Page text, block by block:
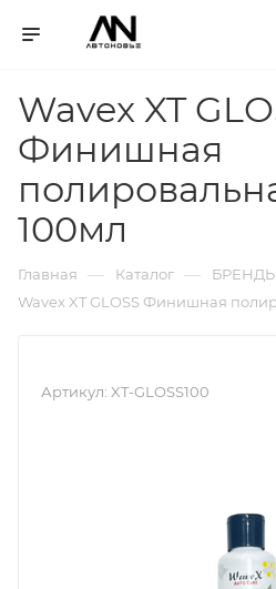
Wavex XT
Финишная
100мл
Главная — Каталог — БРЕНДЫ
Wavex XT GLOSS Финишная
Артикул: XT-GLOSS100